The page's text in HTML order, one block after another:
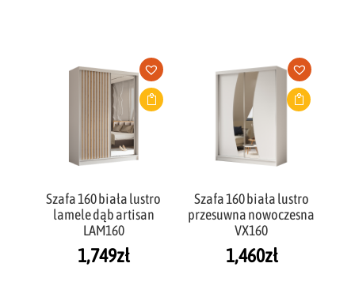
Szafa 160 biała lustro
lamele dąb artisan
LAM160
1,749zł
Szafa 160 biała lustro
przesuwna nowoczesna
VX160
1,460zł